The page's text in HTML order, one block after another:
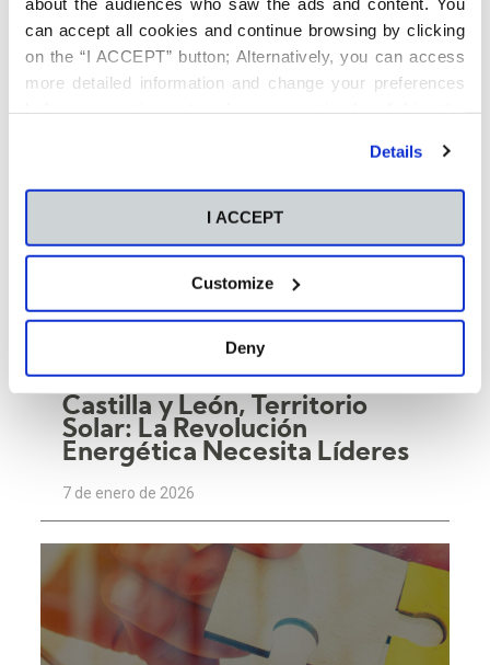
can accept all cookies and continue browsing by clicking
on the “I ACCEPT” button; Alternatively, you can access
more detailed information and change your preferences
Details
I ACCEPT
Customize
Deny
Empresas
Management
Castilla y León, Territorio
Solar: La Revolución
Energética Necesita Líderes
7 de enero de 2026